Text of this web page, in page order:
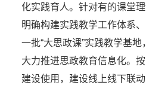
化实践育人。针对有的课堂
明确构建实践教学工作体系
一批“大思政课”实践教学基
大力推进思政教育信息化。
建设使用，建设线上线下联